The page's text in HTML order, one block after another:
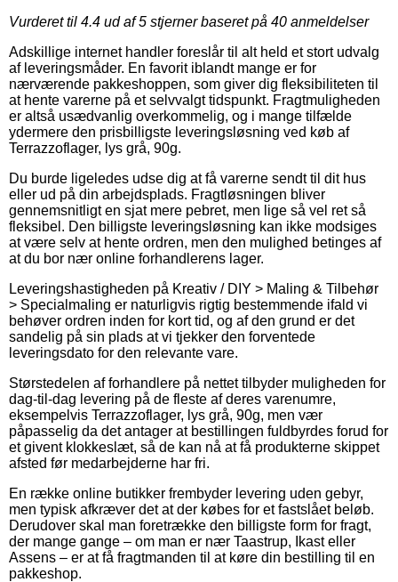
Vurderet til 4.4 ud af 5 stjerner baseret på 40 anmeldelser
Adskillige internet handler foreslår til alt held et stort udvalg
af leveringsmåder. En favorit iblandt mange er for
nærværende pakkeshoppen, som giver dig fleksibiliteten til
at hente varerne på et selvvalgt tidspunkt. Fragtmuligheden
er altså usædvanlig overkommelig, og i mange tilfælde
ydermere den prisbilligste leveringsløsning ved køb af
Terrazzoflager, lys grå, 90g.
Du burde ligeledes udse dig at få varerne sendt til dit hus
eller ud på din arbejdsplads. Fragtløsningen bliver
gennemsnitligt en sjat mere pebret, men lige så vel ret så
fleksibel. Den billigste leveringsløsning kan ikke modsiges
at være selv at hente ordren, men den mulighed betinges af
at du bor nær online forhandlerens lager.
Leveringshastigheden på Kreativ / DIY > Maling & Tilbehør
> Specialmaling er naturligvis rigtig bestemmende ifald vi
behøver ordren inden for kort tid, og af den grund er det
sandelig på sin plads at vi tjekker den forventede
leveringsdato for den relevante vare.
Størstedelen af forhandlere på nettet tilbyder muligheden for
dag-til-dag levering på de fleste af deres varenumre,
eksempelvis Terrazzoflager, lys grå, 90g, men vær
påpasselig da det antager at bestillingen fuldbyrdes forud for
et givent klokkeslæt, så de kan nå at få produkterne skippet
afsted før medarbejderne har fri.
En række online butikker frembyder levering uden gebyr,
men typisk afkræver det at der købes for et fastslået beløb.
Derudover skal man foretrække den billigste form for fragt,
der mange gange – om man er nær Taastrup, Ikast eller
Assens – er at få fragtmanden til at køre din bestilling til en
pakkeshop.